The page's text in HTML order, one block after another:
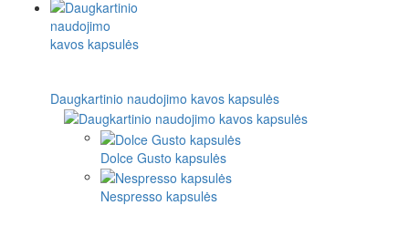
Daugkartinio naudojimo kavos kapsulės
Dolce Gusto kapsulės
Nespresso kapsulės